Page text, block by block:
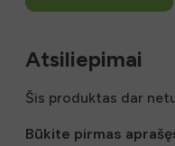
Atsiliepimai
Šis produktas dar
Būkite pirmas